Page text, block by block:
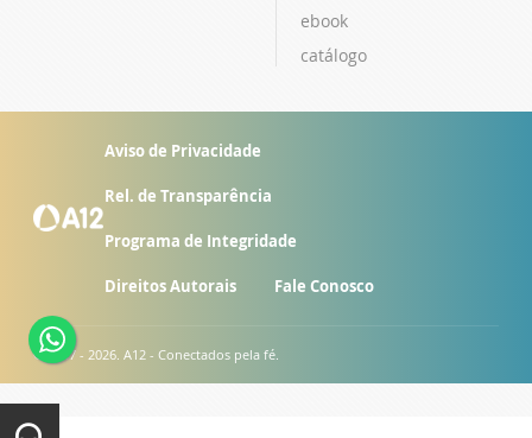
ebook
catálogo
Aviso de Privacidade
Rel. de Transparência
Programa de Integridade
Direitos Autorais Fale Conosco
© 2007 - 2026. A12 - Conectados pela fé.